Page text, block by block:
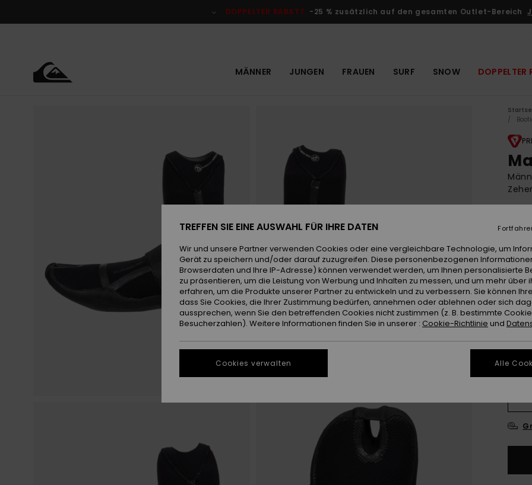
DOPPELTER RABATT -25 % zusätzlich auf den gesamten Outlet-Bereich
MÄNNER JUNGEN FRAUEN SURF SNOW DOPPELTER
€
Farbe
36
TREFFEN SIE EINE AUSWAHL FÜR IHRE DATEN
Wir und unsere Partner verwenden Cookies oder eine vergleichbare Technologie, um
Gerät zu speichern und/oder darauf zuzugreifen. Diese personenbezogenen
Browserdaten und Ihre IP-Adresse) können verwendet werden, um Ihnen personalisierte
zu präsentieren, um die Leistung von Werbung und Inhalten zu messen, und um mehr über
erfahren, um die Produkte unserer Partner zu entwickeln und zu verbessern. Sie können
dass Sie Cookies, die Ihrer Zustimmung bedürfen, annehmen oder ablehnen oder sich
aussprechen, wenn Sie den betreffenden Cookies nicht zustimmen (z. B. bestimmte
Besucherzahlen). Weitere Informationen finden Sie in unserer : Cookie-Richtlinie und
Cookies verwalten Alle